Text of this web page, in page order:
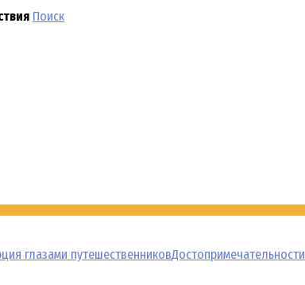
Поиск
глазами путешественниковДостопримечательности